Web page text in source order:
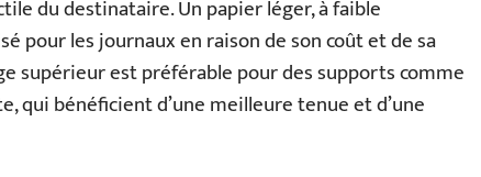
du destinataire. Un papier léger, à faible
pour les journaux en raison de son coût et de sa
supérieur est préférable pour des supports comme
qui bénéficient d’une meilleure tenue et d’une